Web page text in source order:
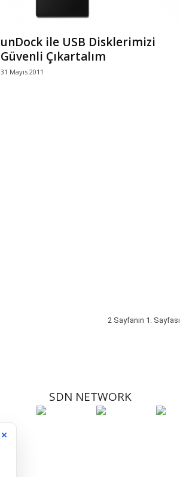
unDock ile USB Disklerimizi
Güvenli Çıkartalım
31 Mayıs 2011
2 Sayfanın 1. Sayfası
SDN NETWORK